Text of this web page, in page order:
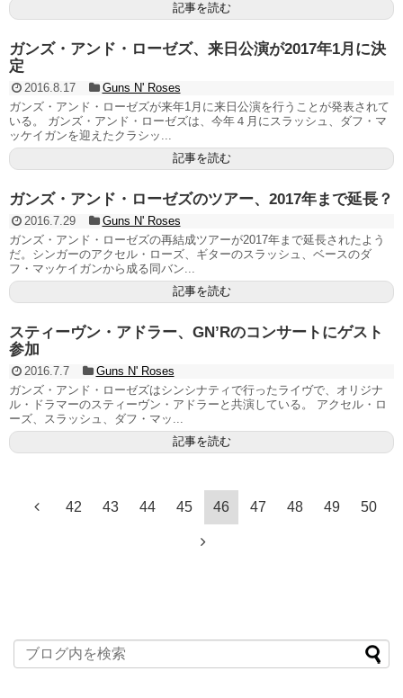
記事を読む
ガンズ・アンド・ローゼズ、来日公演が2017年1月に決
定
2016.8.17
Guns N' Roses
ガンズ・アンド・ローゼズが来年1月に来日公演を行うことが発表されて
いる。 ガンズ・アンド・ローゼズは、今年４月にスラッシュ、ダフ・マ
ッケイガンを迎えたクラシッ...
記事を読む
ガンズ・アンド・ローゼズのツアー、2017年まで延長？
2016.7.29
Guns N' Roses
ガンズ・アンド・ローゼズの再結成ツアーが2017年まで延長されたよう
だ。シンガーのアクセル・ローズ、ギターのスラッシュ、ベースのダ
フ・マッケイガンから成る同バン...
記事を読む
スティーヴン・アドラー、GN’Rのコンサートにゲスト
参加
2016.7.7
Guns N' Roses
ガンズ・アンド・ローゼズはシンシナティで行ったライヴで、オリジナ
ル・ドラマーのスティーヴン・アドラーと共演している。 アクセル・ロ
ーズ、スラッシュ、ダフ・マッ...
記事を読む
42 43 44 45 46 47 48 49 50